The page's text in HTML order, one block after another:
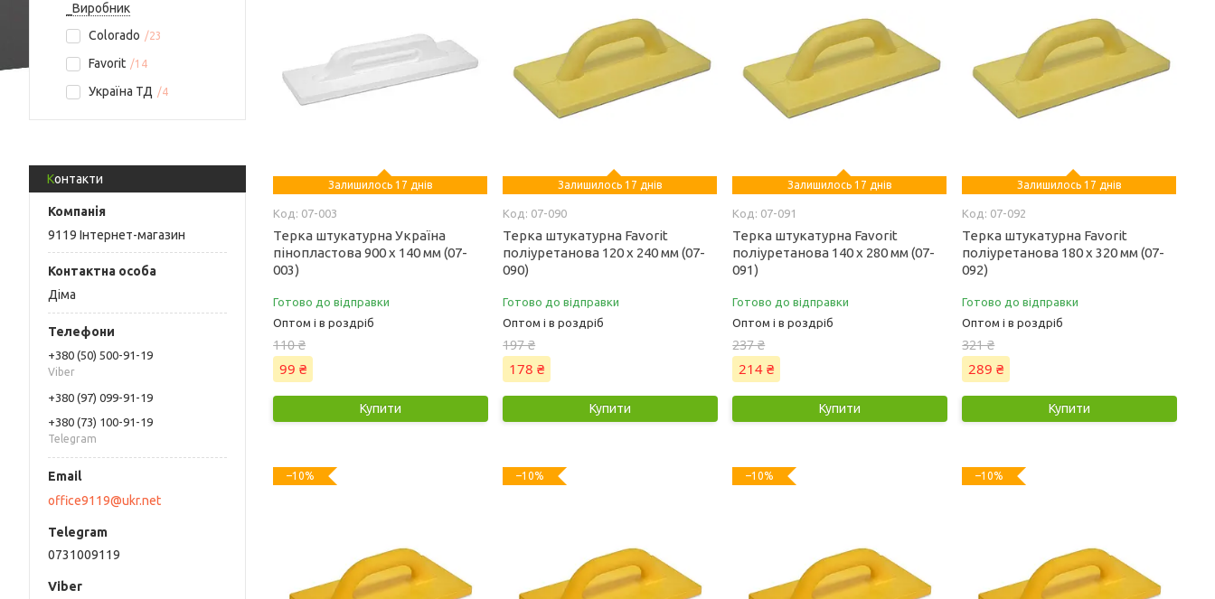
_Виробник
Colorado
23
Favorit 14
Україна ТД 4
Контакти
9119 Інтернет-магазин
Діма
+380 (50) 500-91-19
Viber
+380 (97) 099-91-19
+380 (73) 100-91-19
Telegram
office9119@ukr.net
0731009119
Залишилось 17 днів
07-003
Терка штукатурна Україна
пінопластова 900 х 140 мм (07-
003)
Готово до відправки
Оптом і в роздріб
110 ₴
99 ₴
Купити
Залишилось 17 днів
07-090
Терка штукатурна Favorit
поліуретанова 120 х 240 мм (07-
090)
Готово до відправки
Оптом і в роздріб
197 ₴
178 ₴
Купити
Залишилось 17 днів
07-091
Терка штукатурна Favorit
поліуретанова 140 х 280 мм (07-
091)
Готово до відправки
Оптом і в роздріб
237 ₴
214 ₴
Купити
Залишилось 17 днів
07-092
Терка штукатурна Favorit
поліуретанова 180 х 320 мм (07-
092)
Готово до відправки
Оптом і в роздріб
321 ₴
289 ₴
Купити
–10% –10% –10% –10%